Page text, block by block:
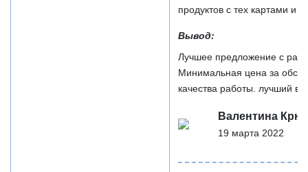
продуктов с тех картами и
Вывод:
Лучшее предложение с
Минимальная цена за
качества работы. лучший
Валентина
19 марта 2022